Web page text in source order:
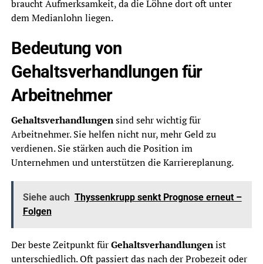
braucht Aufmerksamkeit, da die Löhne dort oft unter
dem Medianlohn liegen.
Bedeutung von
Gehaltsverhandlungen für
Arbeitnehmer
Gehaltsverhandlungensind sehr wichtig für
Arbeitnehmer. Sie helfen nicht nur, mehr Geld zu
verdienen. Sie stärken auch die Position im
Unternehmen und unterstützen die Karriereplanung.
Siehe auch Thyssenkrupp senkt Prognose erneut –
Folgen
Der beste Zeitpunkt fürGehaltsverhandlungenist
unterschiedlich. Oft passiert das nach der Probezeit oder